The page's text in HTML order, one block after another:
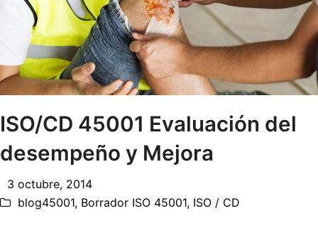
ISO/CD 45001 Evaluación del
desempeño y Mejora
3 octubre, 2014
blog45001, Borrador ISO 45001, ISO / CD